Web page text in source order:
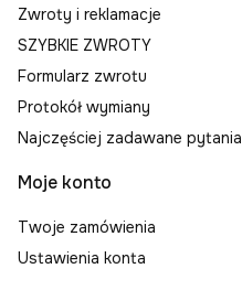
Zwroty i reklamacje
SZYBKIE ZWROTY
Formularz zwrotu
Protokół wymiany
Najczęściej zadawane pytania
Moje konto
Twoje zamówienia
Ustawienia konta